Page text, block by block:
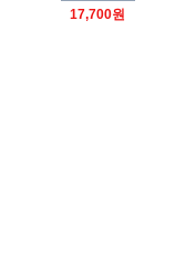
17,700원